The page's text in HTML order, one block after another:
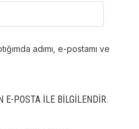
adımı, e-postamı ve
E-POSTA ILE BILGILENDIR.